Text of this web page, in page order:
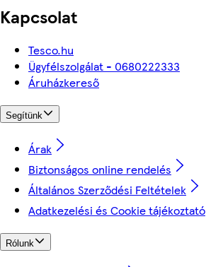
Kapcsolat
Tesco.hu
Ügyfélszolgálat - 0680222333
Áruházkereső
Segítünk
Árak
Biztonságos online rendelés
Általános Szerződési Feltételek
Adatkezelési és Cookie tájékoztató
Rólunk